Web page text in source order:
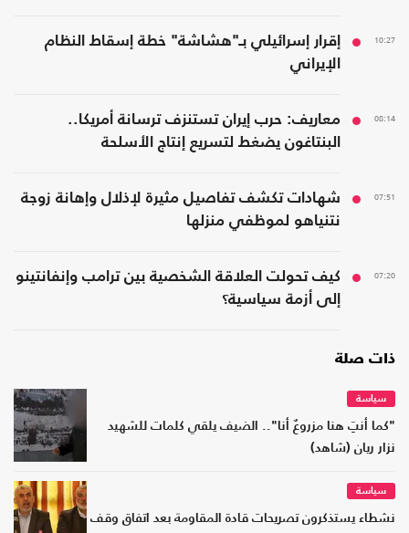
10:27
إقرار إسرائيلي بـ"هشاشة" خطة إسقاط النظام
الإيراني
08:14
معاريف: حرب إيران تستنزف ترسانة أمريكا..
البنتاغون يضغط لتسريع إنتاج الأسلحة
07:51
شهادات تكشف تفاصيل مثيرة لإذلال وإهانة زوجة
نتنياهو لموظفي منزلها
07:20
كيف تحولت العلاقة الشخصية بين ترامب وإنفانتينو
إلى أزمة سياسية؟
ذات صلة
سياسة
"كما أنتِ هنا مزروعٌ أنا".. الضيف يلقي كلمات للشهيد
نزار ريان (شاهد)
سياسة
نشطاء يستذكرون تصريحات قادة المقاومة بعد اتفاق وقف